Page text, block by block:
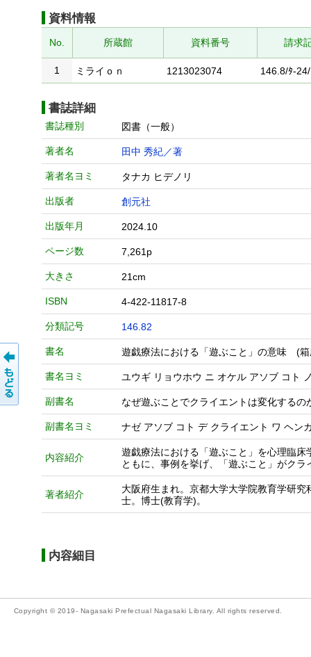
資料情報
No. 所蔵館 資料番号 請求
1 ミライｏｎ 1213023074 146.8/ﾀ-24/
書誌詳細
書誌種別 図書（一般）
著者名 田中 秀紀／著
著者名ヨミ タナカ ヒデノリ
出版者 創元社
出版年月 2024.10
ページ数 7,261p
大きさ 21cm
ISBN 4-422-11817-8
分類記号 146.82
書名 遊戯療法における「遊ぶこと」の意味 (
書名ヨミ ユウギ リョウホウ ニ オケル アソブ コト
副書名 なぜ遊ぶことでクライエントは変化するの
副書名ヨミ ナゼ アソブ コト デ クライエント ワ ヘン
内容紹介
遊戯療法における「遊ぶこと」を心理臨
ともに、事例を挙げ、「遊ぶこと」がク
著者紹介
大阪府生まれ。京都大学大学院教育学研
士。博士(教育学)。
内容細目
Copyright © 2019- Nagasaki Prefectual Nagasaki Library. All rights reserved.